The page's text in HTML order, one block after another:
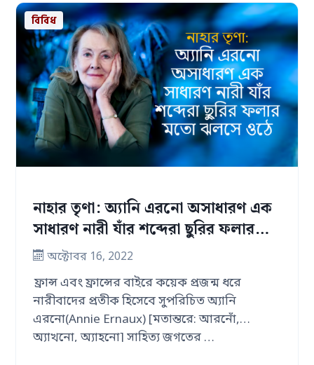
বিবিধ
নাহার তৃণা: অ্যানি এরনো অসাধারণ এক
সাধারণ নারী যাঁর শব্দেরা ছুরির ফলার
মতো ঝলসে ওঠে
অক্টোবর 16, 2022
ফ্রান্স এবং ফ্রান্সের বাইরে কয়েক প্রজন্ম ধরে
নারীবাদের প্রতীক হিসেবে সুপরিচিত অ্যানি
এরনো(Annie Ernaux) [মতান্তরে: আরনোঁ,
অ্যাখনো, অ্যাহনো] সাহিত্য জগতের …